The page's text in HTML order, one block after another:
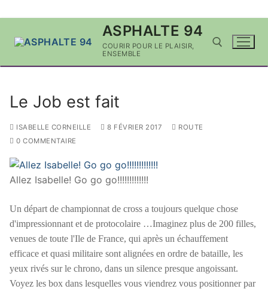
ASPHALTE 94
COURIR POUR LE PLAISIR,
ENSEMBLE
Le Job est fait
ISABELLE CORNEILLE 8 FÉVRIER 2017
ROUTE
0 COMMENTAIRE
Allez Isabelle! Go go go!!!!!!!!!!!!!
Un départ de championnat de cross a toujours quelque chose
d'impressionnant et de protocolaire …Imaginez plus de 200 filles,
venues de toute l'Ile de France, qui après un échauffement
efficace et quasi militaire sont alignées en ordre de bataille, les
yeux rivés sur le chrono, dans un silence presque angoissant.
Voyez les box dans lesquelles vous viendrez vous positionner par